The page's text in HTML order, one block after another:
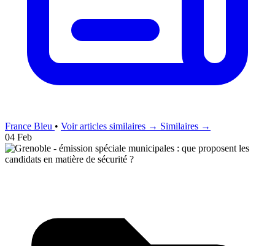
France Bleu • Voir articles similaires → Similaires →
04 Feb